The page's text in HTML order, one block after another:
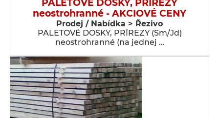
PALETOVÉ DOSKY, PRÍREZY
neostrohranné - AKCIOVÉ CENY
Prodej / Nabídka > Řezivo
PALETOVÉ DOSKY, PRÍREZY (Sm/Jd)
neostrohranné (na jednej …